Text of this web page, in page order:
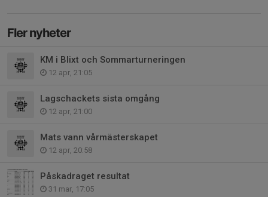
Fler nyheter
KM i Blixt och Sommarturneringen
12 apr, 21:05
Lagschackets sista omgång
12 apr, 21:00
Mats vann vårmästerskapet
12 apr, 20:58
Påskadraget resultat
31 mar, 17:05